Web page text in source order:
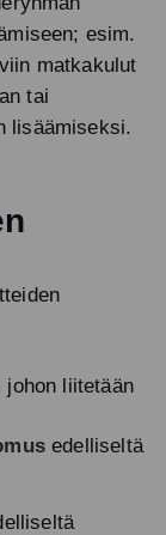
esim.
matkakulut
tai
lisäämiseksi.
johon liitetään
edelliseltä